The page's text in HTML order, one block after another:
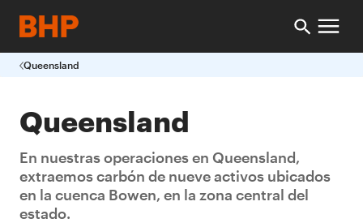
Queensland
Queensland
En nuestras operaciones en Queensland,
extraemos carbón de nueve activos ubicados
en la cuenca Bowen, en la zona central del
estado.